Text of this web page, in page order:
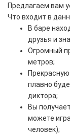
Предлагаем вам
Что входит в
В баре
друзья и
Огромный
метров;
плавно
диктора;
Вы
можете
человек);